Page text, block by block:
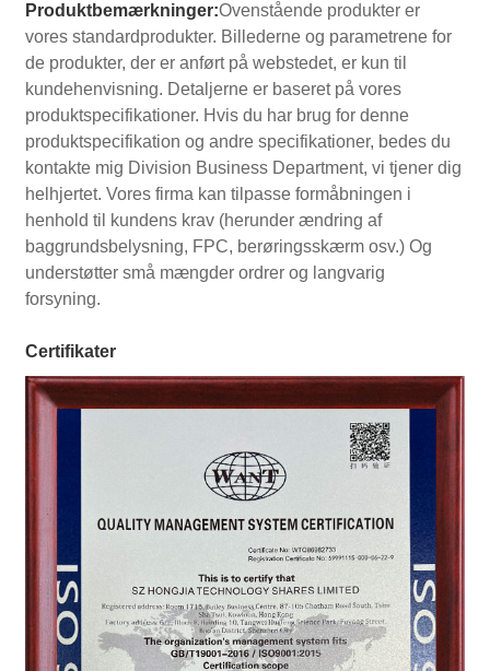
Produktbemærkninger:Ovenstående produkter er
vores standardprodukter. Billederne og parametrene for
de produkter, der er anført på webstedet, er kun til
kundehenvisning. Detaljerne er baseret på vores
produktspecifikationer. Hvis du har brug for denne
produktspecifikation og andre specifikationer, bedes du
kontakte mig Division Business Department, vi tjener dig
helhjertet. Vores firma kan tilpasse formåbningen i
henhold til kundens krav (herunder ændring af
baggrundsbelysning, FPC, berøringsskærm osv.) Og
understøtter små mængder ordrer og langvarig
forsyning.
Certifikater